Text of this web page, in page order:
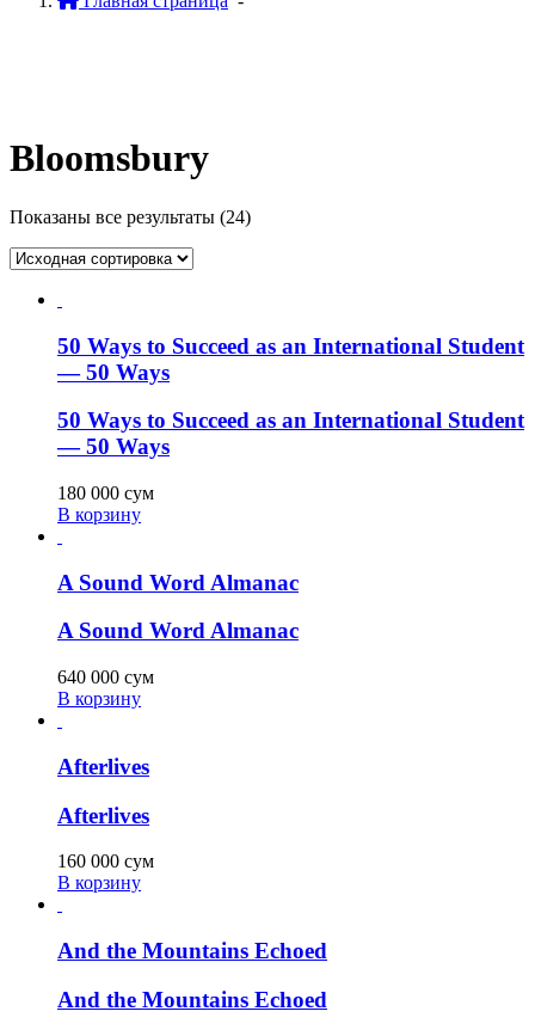
Bloomsbury
Показаны все результаты (24)
50 Ways to Succeed as an International Student
— 50 Ways
50 Ways to Succeed as an International Student
— 50 Ways
180 000 сум
В корзину
A Sound Word Almanac
A Sound Word Almanac
640 000 сум
В корзину
Afterlives
Afterlives
160 000 сум
В корзину
And the Mountains Echoed
And the Mountains Echoed